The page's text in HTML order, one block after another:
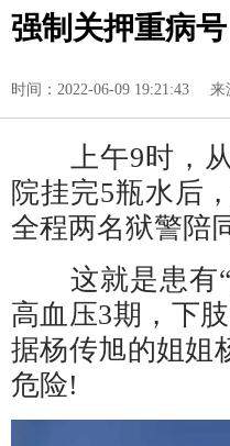
强制关押重病
时间：2022-06-09 19:21:43 来
上午9时，从
院挂完5瓶水后
全程两名狱警陪
这就是患有“
高血压3期，下
据杨传旭的姐姐
危险!